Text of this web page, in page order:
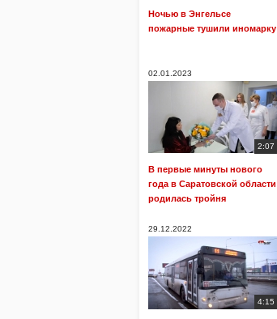
Ночью в Энгельсе
пожарные тушили иномарку
02.01.2023
2:07
В первые минуты нового
года в Саратовской области
родилась тройня
29.12.2022
4:15